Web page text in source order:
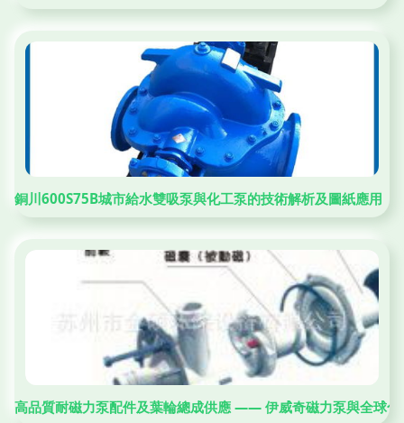
銅川600S75B城市給水雙吸泵與化工泵的技術解析及圖紙應用
高品質耐磁力泵配件及葉輪總成供應 —— 伊威奇磁力泵與全球化